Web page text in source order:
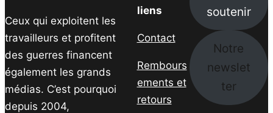
Ceux qui exploitent les
travailleurs et profitent
des guerres financent
également les grands
médias. C’est pourquoi
depuis 2004,
liens
Contact
Rembours
ements et
retours
soutenir
Notre
newslet
ter